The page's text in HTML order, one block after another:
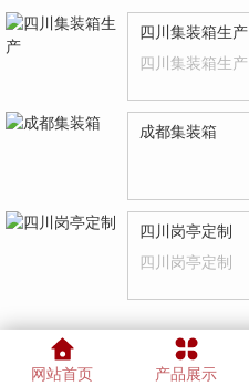
四川集装箱生产
四川集装箱生产
成都集装箱
四川岗亭定制
四川岗亭定制
网站首页 产品展示